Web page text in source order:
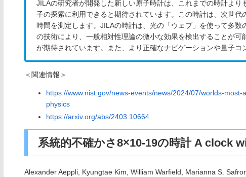
JILAの研究者が開発した新しい原子時計は、これまでの時計よ
子の探索に利用できると期待されています。この時計は、次世
時間を測定します。JILAの時計は、光の「ウェブ」を使って多
の技術により、一般相対性理論の微小な効果を検出することが
が期待されています。また、より正確なナビゲーションや量子コ
＜関連情報＞
https://www.nist.gov/news-events/news/2024/07/worlds-
physics
https://arxiv.org/abs/2403.10664
系統的不確かさ8×10-19の時計 A clock
Alexander Aeppli, Kyungtae Kim, William Warfield, Marianna S.